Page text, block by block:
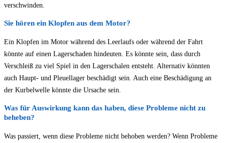
verschwinden.
Sie hören ein Klopfen aus dem Motor?
Ein Klopfen im Motor während des Leerlaufs oder während der Fahrt
könnte auf einen Lagerschaden hindeuten. Es könnte sein, dass durch
Verschleiß zu viel Spiel in den Lagerschalen entsteht. Alternativ könnten
auch Haupt- und Pleuellager beschädigt sein. Auch eine Beschädigung an
der Kurbelwelle könnte die Ursache sein.
Was für Auswirkung kann das haben, diese Probleme nicht zu
beheben?
Was passiert, wenn diese Probleme nicht behoben werden? Wenn Probleme